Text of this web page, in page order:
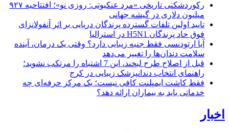
رکوردشکنی تاریخی «مرد عنکبوتی: روزی نو»؛ افتتاحیه ۹۲۷
میلیون دلاری در گیشه جهانی
تایید اولین تلفات گسترده پرندگان دریایی بر اثر آنفولانزای
فوق حاد پرندگان H5N1 در استرالیا
آیا ارتودنسی فقط جنبه زیبایی دارد؟ وقتی یک درمان، آینده
سلامت دندان‌ها را تغییر می‌دهد
قبل از اصلاح طرح لبخند، این 7 اشتباه را مرتکب نشوید؛
راهنمای انتخاب دندانپزشک زیبایی در کرج
فقط کاشت ایمپلنت کافی نیست؛ یک مرکز حرفه‌ای چه
خدماتی باید به بیماران ارائه دهد؟
اخبار